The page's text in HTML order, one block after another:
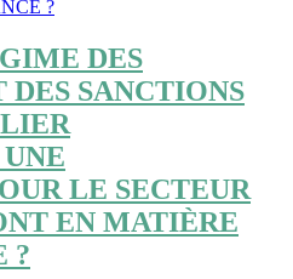
DES
SANCTIONS
LE SECTEUR
EN MATIÈRE
?